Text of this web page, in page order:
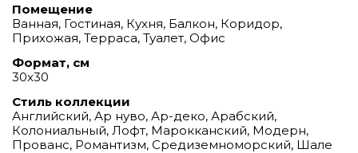
Помещение
Ванная, Гостиная, Кухня, Балкон, Коридор,
Прихожая, Терраса, Туалет, Офис
Формат, см
30x30
Стиль коллекции
Английский, Ар нуво, Ар-деко, Арабский,
Колониальный, Лофт, Марокканский, Модерн,
Прованс, Романтизм, Средиземноморский, Шале